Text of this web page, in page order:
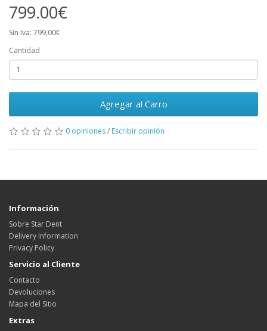
799.00€
Sin Iva: 799.00€
Cantidad
Agregar al Carro
0 opiniones/ Escribir opinión
Información
Sobre Star Dent
Delivery Information
Privacy Policy
Servicio al Cliente
Contacto
Devoluciones
Mapa del Sitio
Extras